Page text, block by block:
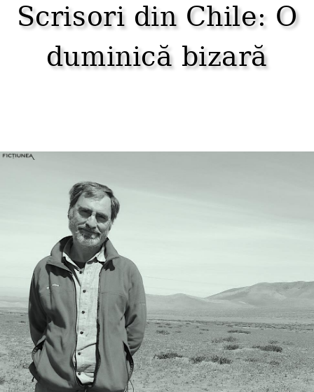
Scrisori din Chile: O
duminică bizară